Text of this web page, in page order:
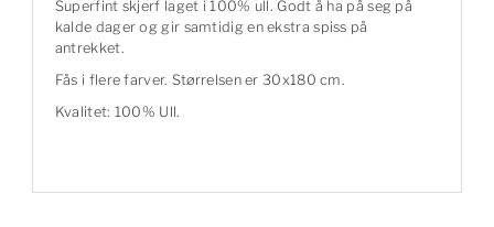
Superfint skjerf laget i 100% ull. Godt å ha på seg på
kalde dager og gir samtidig en ekstra spiss på
antrekket.
Fås i flere farver. Størrelsen er 30x180 cm.
Kvalitet: 100% Ull.